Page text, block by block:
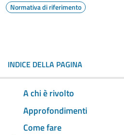
Normativa di riferimento
INDICE DELLA PAGINA
A chi è rivolto
Approfondimenti
Come fare